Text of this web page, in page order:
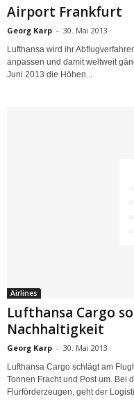
Airport Frankfurt
Georg Karp - 30. Mai 2013
Lufthansa wird ihr
anpassen und damit weltweit
Juni 2013 die Höhen...
Airlines
Lufthansa Cargo
Nachhaltigkeit
Georg Karp - 30. Mai 2013
Lufthansa Cargo schlägt am
Tonnen Fracht und Post um. Bei
Flurförderzeugen, geht der